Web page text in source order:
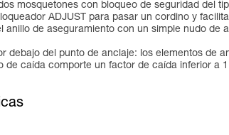
mosquetones con bloqueo de seguridad del
ADJUST para pasar un cordino y
anillo de aseguramiento con un simple nudo de
debajo del punto de anclaje: los elementos de
de caída comporte un factor de caída inferior a